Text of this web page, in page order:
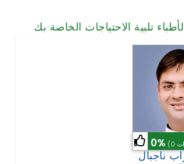
/ الطب التجديدي
وآلام الظهر
تلبية الاحتياجات الخاصة بك
0%
ناجبال